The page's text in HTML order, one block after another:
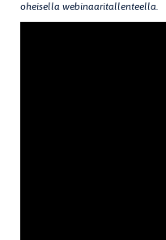
oheisella webinaaritallenteella.